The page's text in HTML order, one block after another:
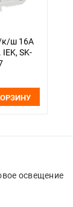
к/ш 16А
SK-
освещение